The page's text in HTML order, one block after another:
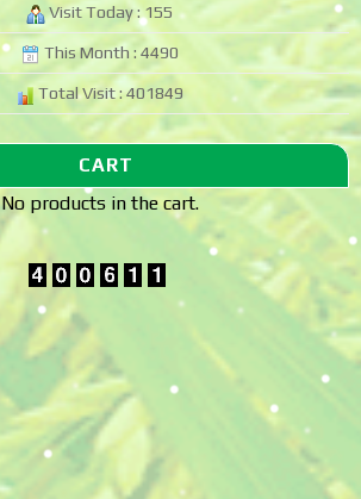
Visit Today : 155
This Month : 4490
Total Visit : 401849
CART
No products in the cart.